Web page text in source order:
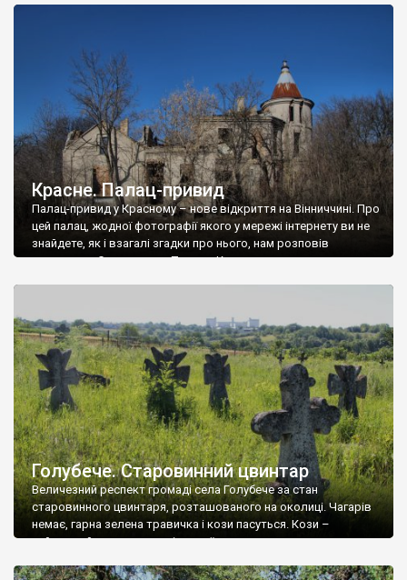
Красне. Палац-привид
Палац-привид у Красному – нове відкриття на Вінниччині. Про
цей палац, жодної фотографії якого у мережі інтернету ви не
знайдете, як і взагалі згадки про нього, нам розповів
мешканець Самгородка. Палац у Красному вразив не лише
Голубече. Старовинний цвинтар
Величезний респект громаді села Голубече за стан
старовинного цвинтаря, розташованого на околиці. Чагарів
немає, гарна зелена травичка і кози пасуться. Кози –
найкращий регулятор шкідливої, для старих кладовищ,
бруньками, кози ті бруньки обгризають, бо то улюблений